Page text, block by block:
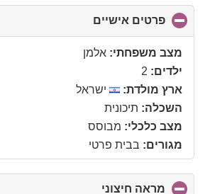
פרטים אישיים
to
collapse
contents
מצב משפחתי: אלמן
ילדים: 2
ארץ מולדת:
ישראל
השכלה: תיכונית
מצב כלכלי: מבוסס
מגורים: בבית פרטי
מראה חיצוני